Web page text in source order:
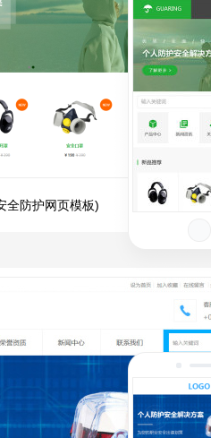
全防护网页模板)